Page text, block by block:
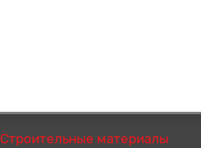
Строительные материалы